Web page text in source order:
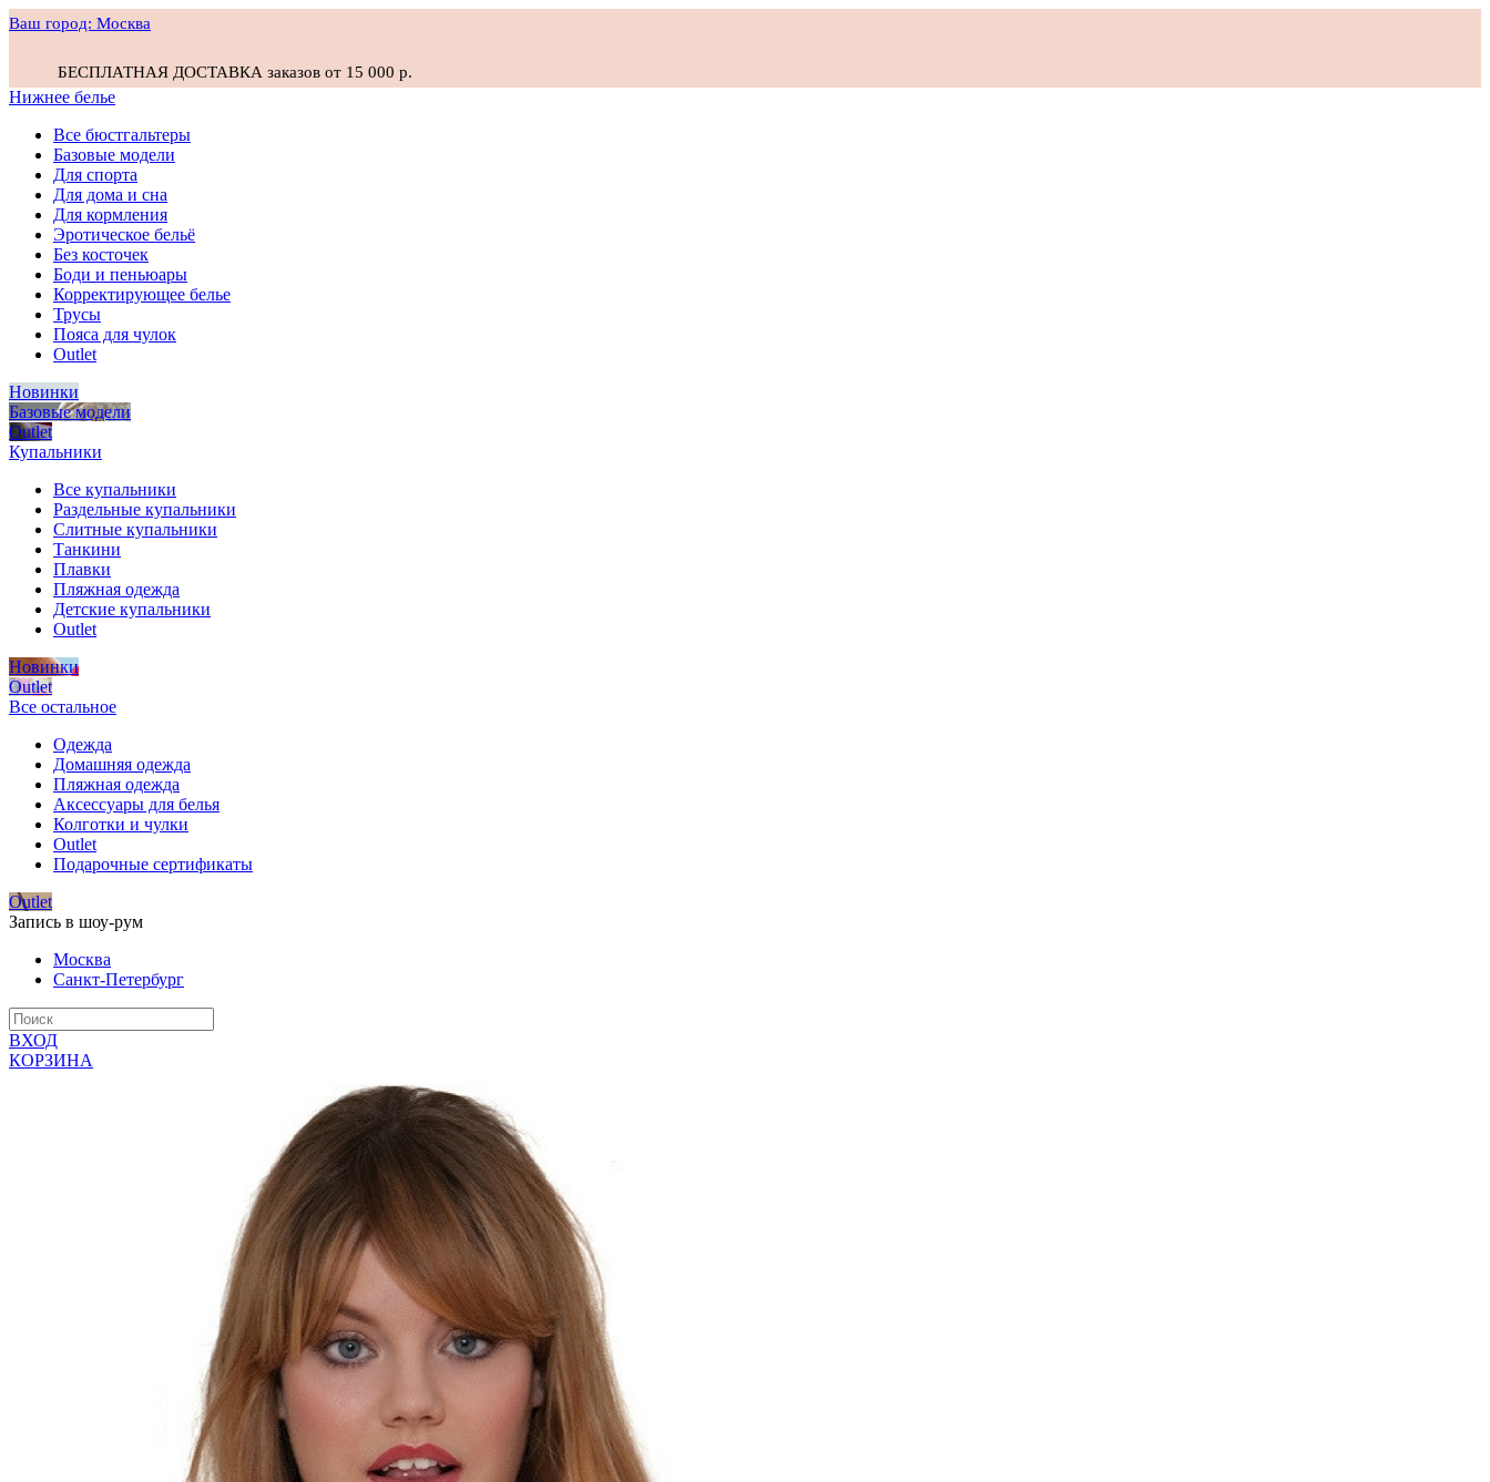
Ваш город: Москва
БЕСПЛАТНАЯ ДОСТАВКА заказов от 15 000 р.
Нижнее белье
Все бюстгальтеры
Базовые модели
Для спорта
Для дома и сна
Для кормления
Эротическое бельё
Без косточек
Боди и пеньюары
Корректирующее белье
Трусы
Пояса для чулок
Outlet
Новинки
Базовые модели
Outlet
Купальники
Все купальники
Раздельные купальники
Слитные купальники
Танкини
Плавки
Пляжная одежда
Детские купальники
Outlet
Новинки
Outlet
Все остальное
Одежда
Домашняя одежда
Пляжная одежда
Аксессуары для белья
Колготки и чулки
Outlet
Подарочные сертификаты
Outlet
Запись в шоу-рум
Москва
Санкт-Петербург
ВХОД
КОРЗИНА